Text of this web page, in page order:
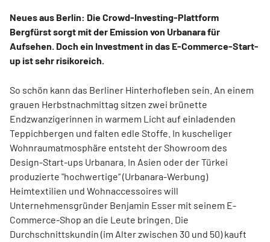
Neues aus Berlin: Die Crowd-Investing-Plattform
Bergfürst sorgt mit der Emission von Urbanara für
Aufsehen. Doch ein Investment in das E-Commerce-Start-
up ist sehr risikoreich.
So schön kann das Berliner Hinterhofleben sein. An einem
grauen Herbstnachmittag sitzen zwei brünette
Endzwanzigerinnen in warmem Licht auf einladenden
Teppichbergen und falten edle Stoffe. In kuscheliger
Wohnraumatmosphäre entsteht der Showroom des
Design-Start-ups Urbanara. In Asien oder der Türkei
produzierte "hochwertige“ (Urbanara-Werbung)
Heimtextilien und Wohnaccessoires will
Unternehmensgründer Benjamin Esser mit seinem E-
Commerce-Shop an die Leute bringen. Die
Durchschnittskundin (im Alter zwischen 30 und 50) kauft